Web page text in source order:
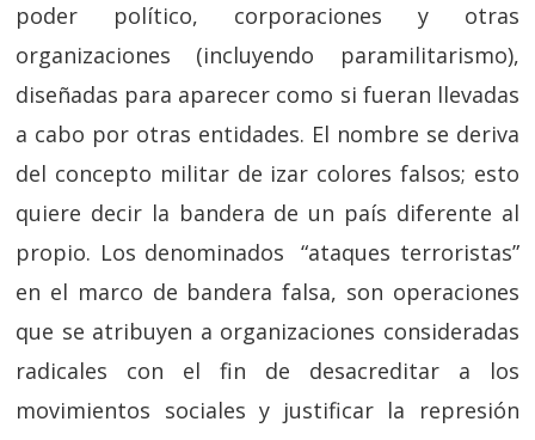
poder político, corporaciones y otras
organizaciones (incluyendo paramilitarismo),
diseñadas para aparecer como si fueran llevadas
a cabo por otras entidades. El nombre se deriva
del concepto militar de izar colores falsos; esto
quiere decir la bandera de un país diferente al
propio. Los denominados “ataques terroristas”
en el marco de bandera falsa, son operaciones
que se atribuyen a organizaciones consideradas
radicales con el fin de desacreditar a los
movimientos sociales y justificar la represión